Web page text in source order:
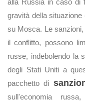
alla Russia in caso di
gravità della
su Mosca. Le
il conflitto, possono
russe, indebolendo la
degli Stati Uniti a
pacchetto di
sull'economia